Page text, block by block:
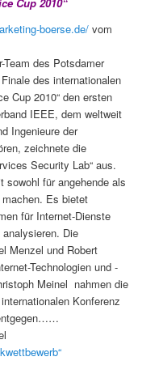
Cup 2010“
boerse.de/ vom
des Potsdamer
des internationalen
Cup 2010“ den ersten
IEEE, dem weltweit
Ingenieure der
zeichnete die
Security Lab“ aus.
sowohl für angehende als
Es bietet
für Internet-Dienste
Die
Menzel und Robert
Technologien und -
Meinel nahmen die
Konferenz